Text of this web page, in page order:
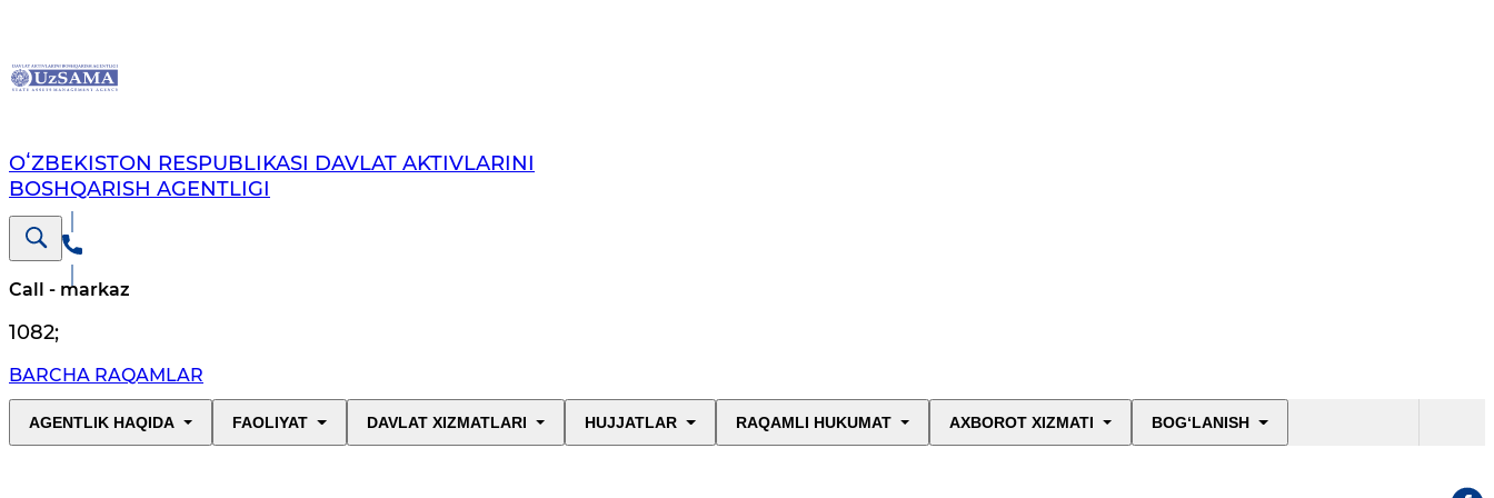
OʻZBEKISTON RESPUBLIKASI DAVLAT AKTIVLARINI
BOSHQARISH AGENTLIGI
Call - markaz
1082;
BARCHA RAQAMLAR
AGENTLIK HAQIDA FAOLIYAT DAVLAT XIZMATLARI HUJJATLAR RAQAMLI HUKUMAT AXBOROT XIZMATI BOG‘LANISH